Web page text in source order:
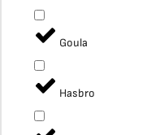
Goula
Hasbro